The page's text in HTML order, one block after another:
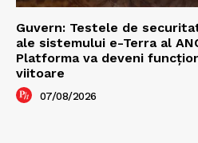
Guvern: Testele de
ale sistemului e-Terra al
Platforma va deveni
viitoare
07/08/2026